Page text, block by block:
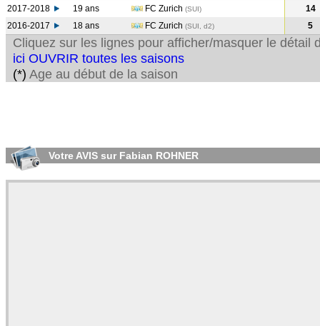
2017-2018
19 ans FC Zurich (SUI)
14
2016-2017
18 ans FC Zurich (SUI, d2) 5
Cliquez sur les lignes pour afficher/masquer le détail
ici OUVRIR toutes les saisons
(*) Age au début de la saison
Votre AVIS sur Fabian ROHNER